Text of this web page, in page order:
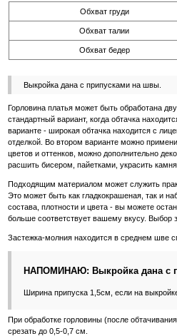
Обхват груди
Обхват талии
Обхват бедер
Выкройка дана с припусками на швы.
Горловина платья может быть обработана
стандартный вариант, когда обтачка
варианте - широкая обтачка находится с
отделкой. Во втором варианте можно
цветов и оттенков, можно дополнительно
расшить бисером, пайетками, украсить
Подходящим материалом может служить
Это может быть как гладкокрашеная, так и
состава, плотности и цвета - вы можете
больше соответствует вашему вкусу. Выбор
Застежка-молния находится в среднем шве
НАПОМИНАЮ: Выкройка дана с
Ширина припуска 1,5см, если на
При обработке горловины (после
срезать до 0,5-0,7 см.